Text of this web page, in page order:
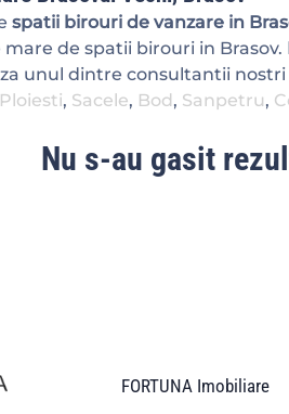
spatii birouri de vanzare in
de spatii birouri in Brasov.
unul dintre consultantii
Ploiesti, Sacele, Bod , Sanpetru,
Nu s-au gasit
FORTUNA Imobiliare